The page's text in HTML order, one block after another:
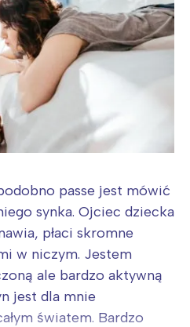
passe jest mówić
synka. Ojciec dziecka
płaci skromne
w niczym. Jestem
ale bardzo aktywną
jest dla mnie
światem. Bardzo